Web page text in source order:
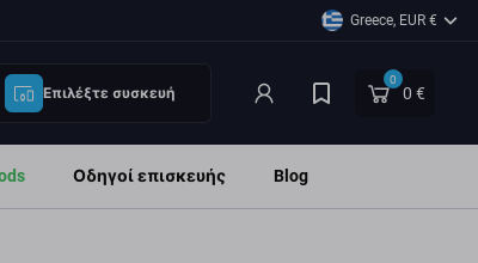
Greece, EUR €
Επιλέξτε συσκευή
0
0 €
Οδηγοί επισκευής Blog